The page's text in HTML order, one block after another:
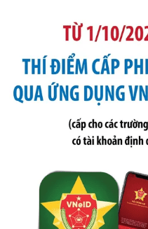
Số kí hiệu:2303/QĐ-
Tên: Quyết định công bố
ban hành, được sửa đổi,
Quy trình nội bộ, quy trình
chính trong một số lĩnh
lý của Sở Văn hóa, Thể tha
Số kí hiệu:2304/QĐ-
Tên: Quyết định công bố
được sửa đổi, bổ sung và
trình điện tử giải quyết thủ
lịch thuộc phạm vi chức
thao và Du lịch
Ngày ban hành: 01/06/2026